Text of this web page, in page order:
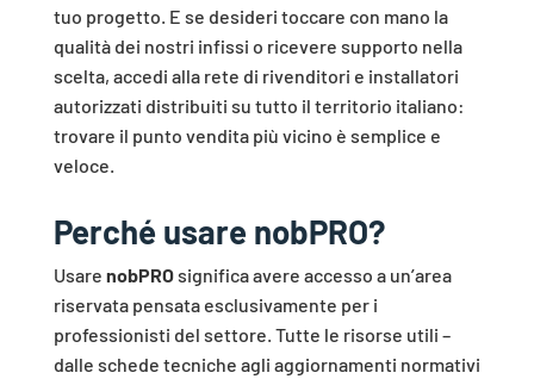
tuo progetto. E se desideri toccare con mano la
qualità dei nostri infissi o ricevere supporto nella
scelta, accedi alla rete di rivenditori e installatori
autorizzati distribuiti su tutto il territorio italiano:
trovare il punto vendita più vicino è semplice e
veloce.
Perché usare nobPRO?
Usare nobPROsignifica avere accesso a un’area
riservata pensata esclusivamente per i
professionisti del settore. Tutte le risorse utili –
dalle schede tecniche agli aggiornamenti normativi